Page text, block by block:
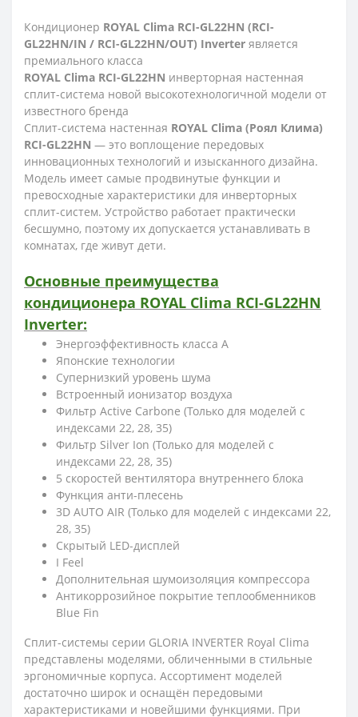
Кондиционер ROYAL Clima RCI-GL22HN (RCI-
GL22HN/IN / RCI-GL22HN/OUT) Inverter является
премиального класса
ROYAL Clima RCI-GL22HN инверторная настенная
сплит-система новой высокотехнологичной модели от
известного бренда
Сплит-система настенная ROYAL Clima (Роял Клима)
RCI-GL22HN — это воплощение передовых
инновационных технологий и изысканного дизайна.
Модель имеет самые продвинутые функции и
превосходные характеристики для инверторных
сплит-систем. Устройство работает практически
бесшумно, поэтому их допускается устанавливать в
комнатах, где живут дети.
Основные преимущества
кондиционера ROYAL Clima RCI-GL22HN
Inverter:
Энергоэффективность класса А
Японские технологии
Супернизкий уровень шума
Встроенный ионизатор воздуха
Фильтр Active Carbone (Только для моделей с
индексами 22, 28, 35)
Фильтр Silver Ion (Только для моделей с
индексами 22, 28, 35)
5 скоростей вентилятора внутреннего блока
Функция анти-плесень
3D AUTO AIR (Только для моделей с индексами 22,
28, 35)
Скрытый LED-дисплей
I Feel
Дополнительная шумоизоляция компрессора
Антикоррозийное покрытие теплообменников
Blue Fin
Сплит-системы серии GLORIA INVERTER Royal Clima
представлены моделями, обличенными в стильные
эргономичные корпуса. Ассортимент моделей
достаточно широк и оснащён передовыми
характеристиками и новейшими функциями. При